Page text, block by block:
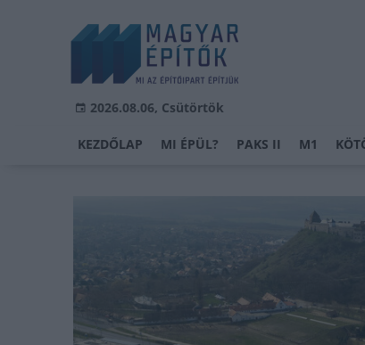
2026.08.06, Csütörtök
KEZDŐLAP MI ÉPÜL? PAKS II M1